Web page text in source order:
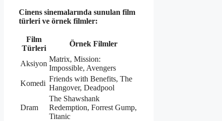
Cinens sinemalarında sunulan film
türleri ve örnek filmler:
Film
Türleri
Örnek Filmler
Aksiyon
Matrix, Mission:
Impossible, Avengers
Komedi
Friends with Benefits, The
Hangover, Deadpool
Dram
The Shawshank
Redemption, Forrest Gump,
Titanic